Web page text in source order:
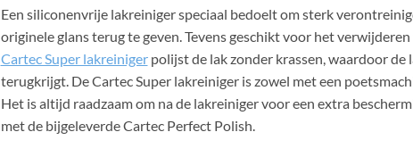
Een siliconenvrije lakreiniger speciaal bedoelt om sterk
originele glans terug te geven. Tevens geschikt voor het
Cartec Super lakreinigerpolijst de lak zonder krassen, waardoor de
terugkrijgt. De Cartec Super lakreiniger is zowel met een
Het is altijd raadzaam om na de lakreiniger voor een extra
met de bijgeleverde Cartec Perfect Polish.